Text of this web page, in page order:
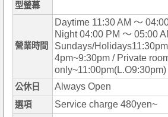
型螢幕
營業時間
Daytime 11:30 AM ～
Night 04:00 PM ～ 05:00
Sundays/
4pm~9:30pm / Private
only~11:00pm(L.O9:30pm)
公休日 Always Open
選項 Service charge 480yen~